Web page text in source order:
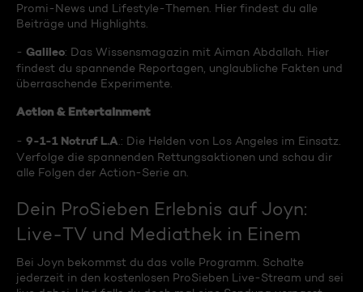
Promi-News und Lifestyle-Themen. Hier findest du alle
Beiträge und Highlights.
- Galileo: Das Wissensmagazin mit Aiman Abdallah. Hier
findest du spannende Reportagen, unglaubliche Fakten und
überraschende Experimente.
Action & Entertainment
- 9-1-1 Notruf L.A .: Die Helden von Los Angeles im Einsatz.
Verfolge die spannenden Rettungsaktionen und schau dir
alle Folgen der Action-Serie an.
Dein ProSieben Erlebnis auf Joyn:
Live-TV und Mediathek in Einem
Bei Joyn bekommst du das volle Programm. Schalte
jederzeit in den kostenlosen ProSieben Live-Stream und sei